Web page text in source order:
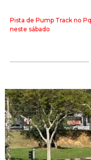
Pista de Pump Track no
neste sábado